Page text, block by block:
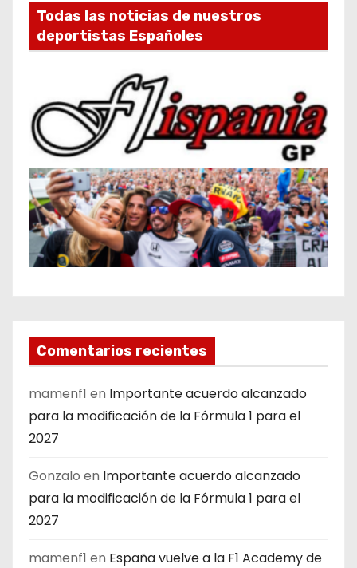
Todas las noticias de nuestros
deportistas Españoles
Comentarios recientes
mamenf1 en Importante acuerdo alcanzado
para la modificación de la Fórmula 1 para el
2027
Gonzalo en Importante acuerdo alcanzado
para la modificación de la Fórmula 1 para el
2027
mamenf1 en España vuelve a la F1 Academy de